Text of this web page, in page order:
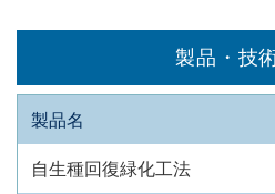
製品・技
製品名
自生種回復緑化工法